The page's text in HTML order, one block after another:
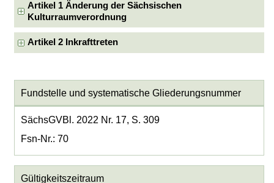
Artikel 1 Änderung der Sächsischen
Kulturraumverordnung
Artikel 2 Inkrafttreten
Fundstelle und systematische Gliederungsnummer
SächsGVBl. 2022 Nr. 17, S. 309
Fsn-Nr.: 70
Gültigkeitszeitraum